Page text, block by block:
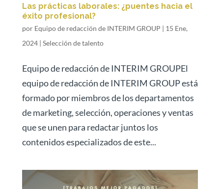
Las prácticas laborales: ¿puentes hacia el
éxito profesional?
por Equipo de redacción de INTERIM GROUP | 15 Ene,
2024| Selección de talento
Equipo de redacción de INTERIM GROUPEl
equipo de redacción de INTERIM GROUP está
formado por miembros de los departamentos
de marketing, selección, operaciones y ventas
que se unen para redactar juntos los
contenidos especializados de este...